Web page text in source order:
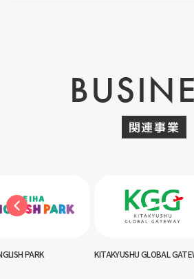
関連事業
KITAKYUSHU GLOBAL GATEWAY テ